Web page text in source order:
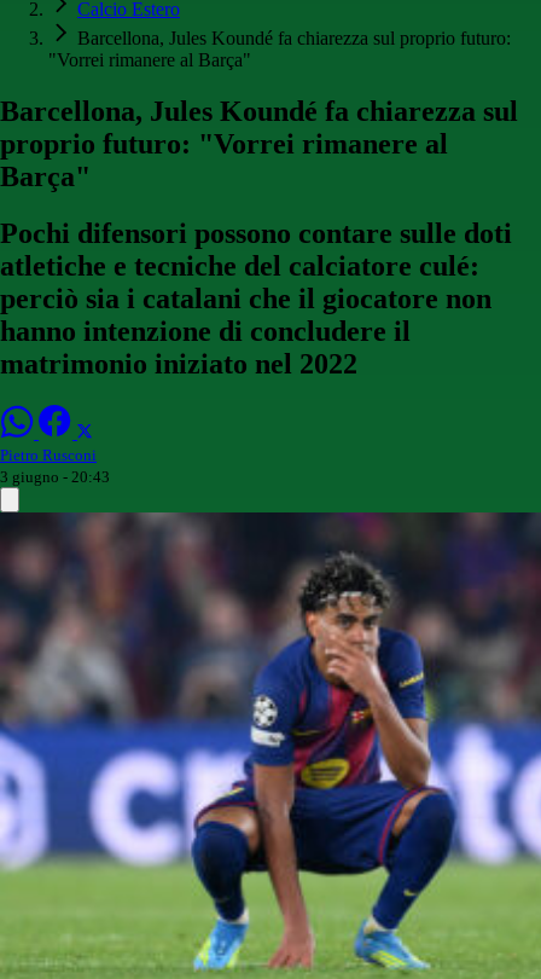
Calcio Estero
Barcellona, Jules Koundé fa chiarezza sul proprio futuro:
"Vorrei rimanere al Barça"
Barcellona, Jules Koundé fa chiarezza sul
proprio futuro: "Vorrei rimanere al
Barça"
Pochi difensori possono contare sulle doti
atletiche e tecniche del calciatore culé:
perciò sia i catalani che il giocatore non
hanno intenzione di concludere il
matrimonio iniziato nel 2022
Pietro Rusconi
3 giugno - 20:43